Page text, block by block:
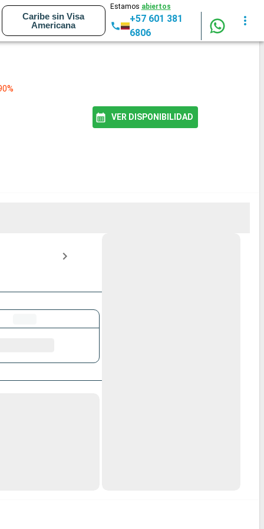
Caribe sin Visa
Americana
Estamos abiertos
+57 601 381
6806
VER DISPONIBILIDAD